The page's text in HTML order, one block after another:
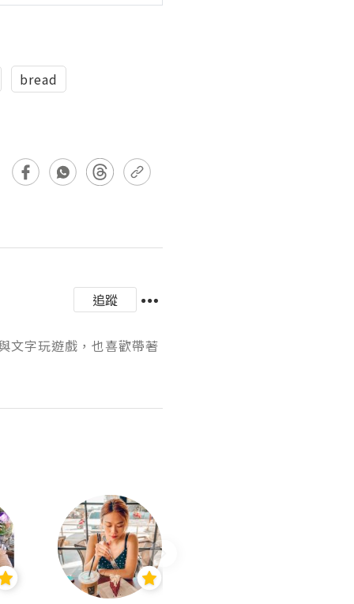
bread
追蹤
文字玩遊戲，也喜歡帶著